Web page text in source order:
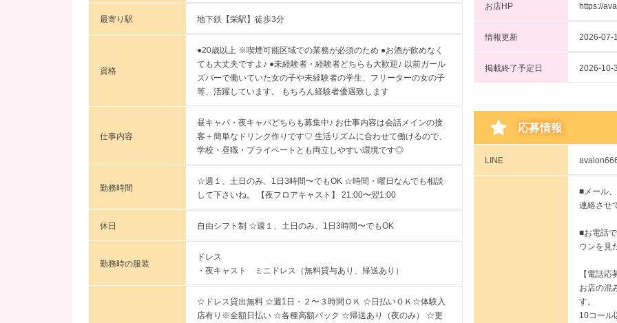
最寄り駅 地下鉄【栄駅】徒歩3分
資格
●20歳以上 ※喫煙可能区域での業務が必須のため ●お酒が飲めなく
ても大丈夫ですよ♪ ●未経験者・経験者どちらも大歓迎♪ 以前ガール
ズバーで働いていた女の子や未経験者の学生、フリーターの女の子
等、活躍しています。 もちろん経験者優遇致します
仕事内容
昼キャバ・夜キャバどちらも募集中♪ お仕事内容は会話メインの接
客＋簡単なドリンク作りです♡ 生活リズムに合わせて働けるので、
学校・昼職・プライベートとも両立しやすい環境です◎
勤務時間
☆週１、土日のみ、1日3時間〜でもOK ☆時間・曜日なんでも相談
して下さいね。 【夜フロアキャスト】 21:00〜翌1:00
休日 自由シフト制 ☆週１、土日のみ、1日3時間〜でもOK
勤務時の服装
ドレス
・夜キャスト ミニドレス（無料貸与あり、帰送あり）
☆ドレス貸出無料 ☆週1日・２〜３時間ＯＫ ☆日払いＯＫ☆体験入
店有り※全額日払い ☆各種高額バック ☆帰送あり（夜のみ） ☆更
お店HP https://
情報更新 2026-07-
掲載終了予定日 2026-10-
応募情報
LINE
■メール
連絡させ
■お電話
ウンを見
【電話応
お店の混
す。
10コール